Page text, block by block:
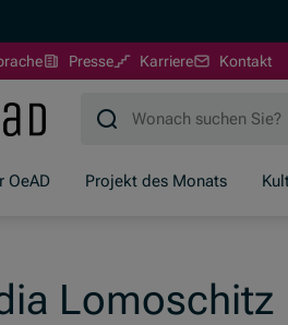
Presse Karriere(Öffnet in
Kontakt
OeAD
Projekt des Monats
Lomoschitz